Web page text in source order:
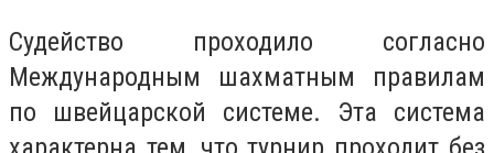
Судейство проходило согласно
Международным шахматным правилам
по швейцарской системе. Эта система